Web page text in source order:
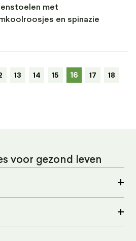
met
en spinazie
13 14 15 16 17
18
voor gezond leven